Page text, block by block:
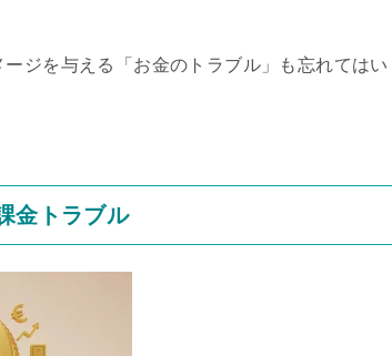
ジを与える「お金のトラブル」も忘れてはい
金トラブル